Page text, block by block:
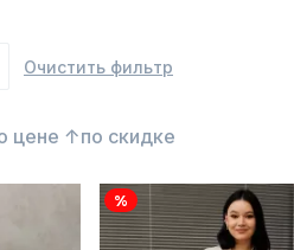
Очистить фильтр
цене ↑по скидке
%